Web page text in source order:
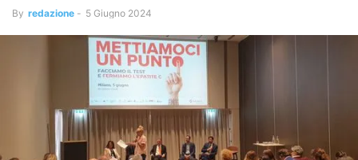
By redazione - 5 Giugno 2024